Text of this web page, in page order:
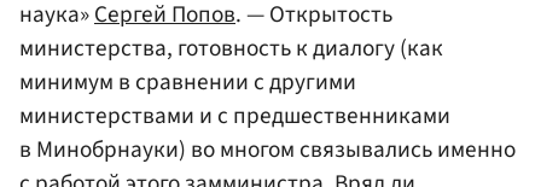
наука»Сергей Попов. — Открытость
министерства, готовность к диалогу (как
минимум в сравнении с другими
министерствами и с предшественниками
в Минобрнауки) во многом связывались именно